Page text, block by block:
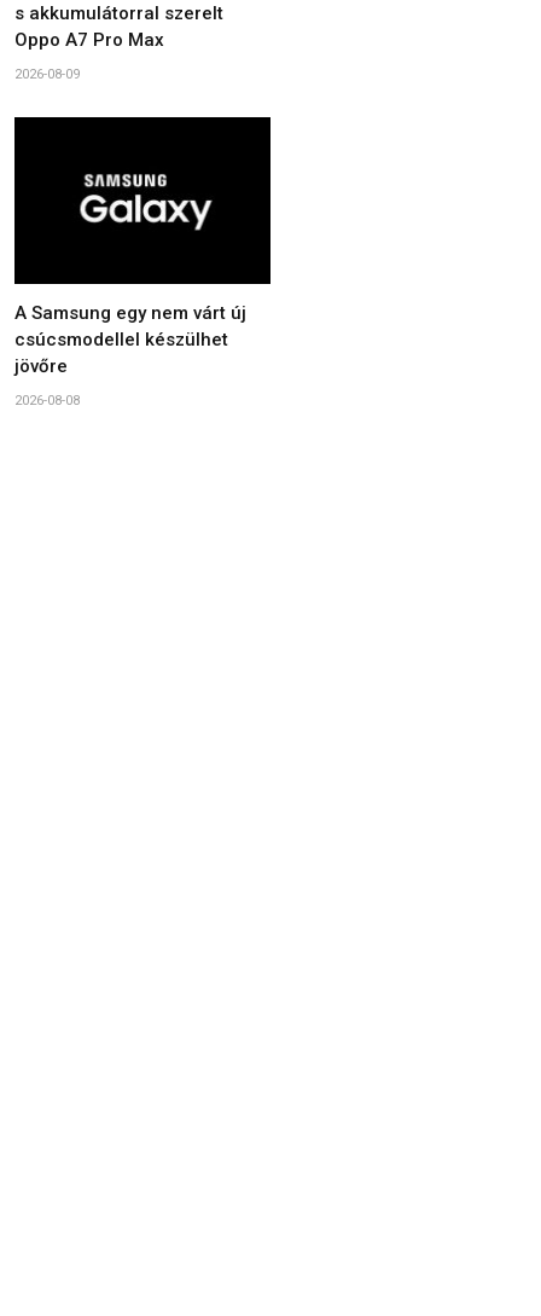
s akkumulátorral szerelt
Oppo A7 Pro Max
2026-08-09
A Samsung egy nem várt új
csúcsmodellel készülhet
jövőre
2026-08-08